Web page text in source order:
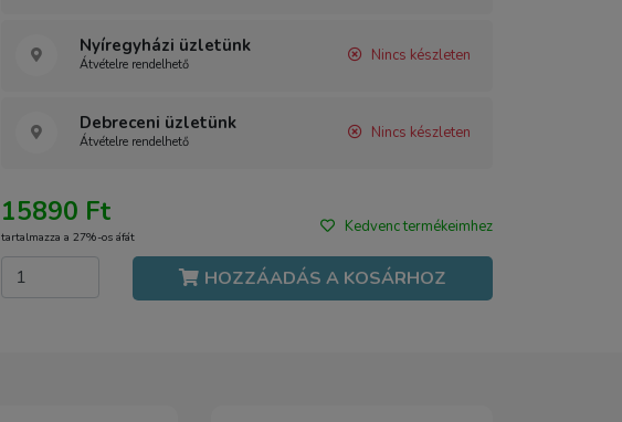
Nyíregyházi üzletünk
Átvételre rendelhető Nincs készleten
Debreceni üzletünk
Átvételre rendelhető Nincs készleten
15890 Ft
tartalmazza a 27%-os áfát
Kedvenc termékeimhez
HOZZÁADÁS A KOSÁRHOZ